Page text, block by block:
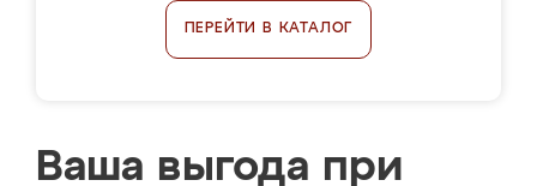
ПЕРЕЙТИ В КАТАЛОГ
Ваша выгода при